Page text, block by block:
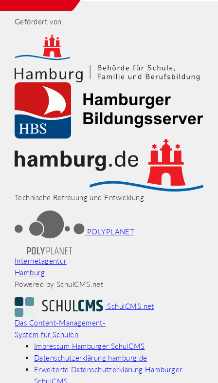
Gefördert von
Technische Betreuung und Entwicklung
POLYPLANET
Internetagentur
Hamburg
Powered by SchulCMS.net
SchulCMS.net
Das Content-Management-
System für Schulen
Impressum Hamburger SchulCMS
Datenschutzerklärung hamburg.de
Erweiterte Datenschutzerklärung Hamburger
SchulCMS